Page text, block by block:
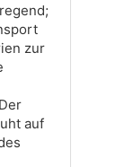
zur
auf